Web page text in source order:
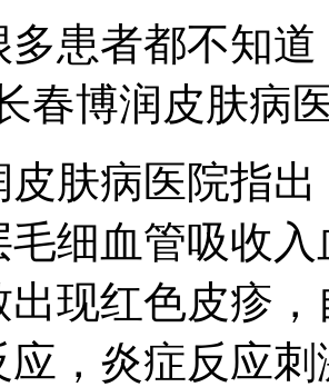
多患者都不知
春博润皮肤病
皮肤病医院指
毛细血管吸收
出现红色皮疹
应，炎症反应